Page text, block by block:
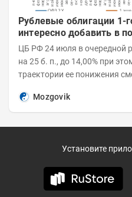
Рублевые облигации 1-
интересно добавить в
ЦБ РФ 24 июля в очередной
на 25 б. п., до 14,00% при
траектории ее понижения
Mozgovik
Установите